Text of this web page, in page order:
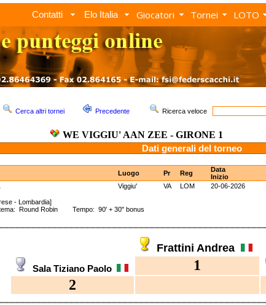
Contatti Elo Italia Giocatori Tornei LOTO
Cerca altri tornei Precedente Ricerca veloce
WE VIGGIU' AAN ZEE - GIRONE 1
Dati generali del torneo
Luogo Pr Reg
Data
Inizio
Viggiu' VA LOM 20-06-2026
- Lombardia]
Round Robin Tempo: 90' + 30" bonus
Frattini Andrea
Sala Tiziano Paolo 1
2